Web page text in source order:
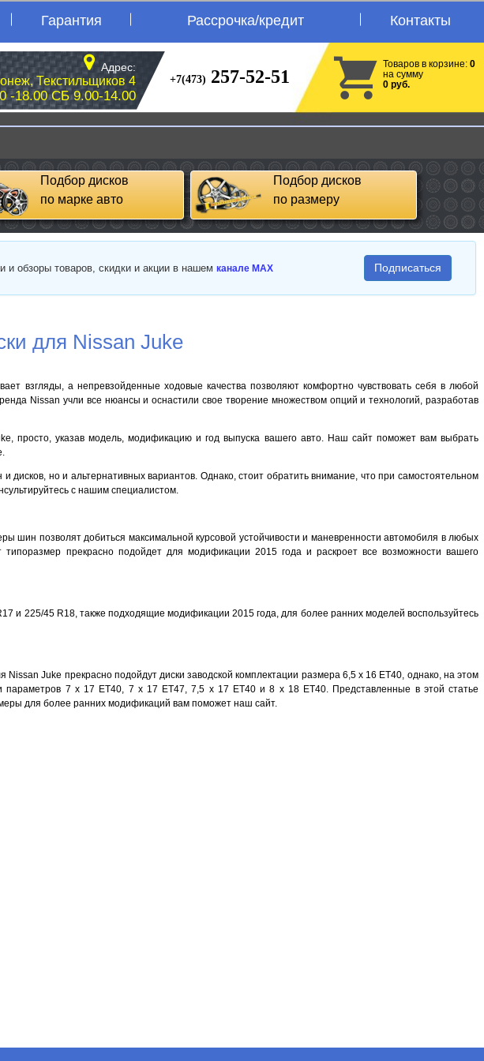
Гарантия Рассрочка/кредит Контакты
Адрес:
Текстильщиков 4
-18.00 СБ 9.00-14.00
+7(473) 257-52-51
Товаров в корзине: 0
на сумму
0 руб.
Подбор дисков
по марке авто
Подбор дисков
по размеру
и обзоры товаров, скидки и акции в нашем канале MAX Подписаться
для Nissan Juke
взгляды, а непревзойденные ходовые качества позволяют комфортно чувствовать себя в любой
Nissan учли все нюансы и оснастили свое творение множеством опций и технологий, разработав
просто, указав модель, модификацию и год выпуска вашего авто. Наш сайт поможет вам выбрать
но и альтернативных вариантов. Однако, стоит обратить внимание, что при самостоятельном
с нашим специалистом.
шин позволят добиться максимальной курсовой устойчивости и маневренности автомобиля в любых
прекрасно подойдет для модификации 2015 года и раскроет все возможности вашего
и 225/45 R18, также подходящие модификации 2015 года, для более ранних моделей воспользуйтесь
Juke прекрасно подойдут диски заводской комплектации размера 6,5 x 16 ET40, однако, на этом
7 x 17 ET40, 7 x 17 ET47, 7,5 x 17 ET40 и 8 x 18 ET40. Представленные в этой статье
для более ранних модификаций вам поможет наш сайт.